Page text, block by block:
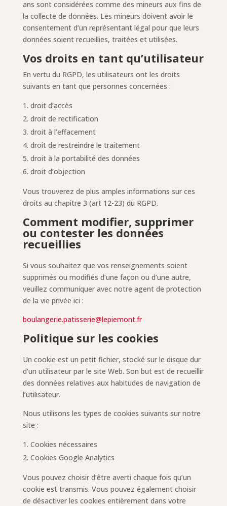
ans sont considérées comme des mineurs aux fins de
la collecte de données. Les mineurs doivent avoir le
consentement d’un représentant légal pour que leurs
données soient recueillies, traitées et utilisées.
Vos droits en tant qu’utilisateur
En vertu du RGPD, les utilisateurs ont les droits
suivants en tant que personnes concernées :
droit d’accès
droit de rectification
droit à l’effacement
droit de restreindre le traitement
droit à la portabilité des données
droit d’objection
Vous trouverez de plus amples informations sur ces
droits au chapitre 3 (art 12-23) du RGPD.
Comment modifier, supprimer
ou contester les données
recueillies
Si vous souhaitez que vos renseignements soient
supprimés ou modifiés d’une façon ou d’une autre,
veuillez communiquer avec notre agent de protection
de la vie privée ici :
boulangerie.patisserie@lepiemont.fr
Politique sur les cookies
Un cookie est un petit fichier, stocké sur le disque dur
d’un utilisateur par le site Web. Son but est de recueillir
des données relatives aux habitudes de navigation de
l’utilisateur.
Nous utilisons les types de cookies suivants sur notre
site :
Cookies nécessaires
Cookies Google Analytics
Vous pouvez choisir d’être averti chaque fois qu’un
cookie est transmis. Vous pouvez également choisir
de désactiver les cookies entièrement dans votre